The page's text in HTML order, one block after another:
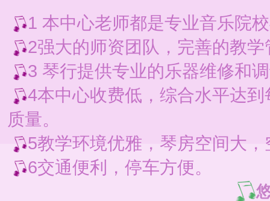
1 本中心老师都是专业音乐院
2强大的师资团队，完善的教
3 琴行提供专业的乐器维修和
4本中心收费低，综合水平达
质量。
5教学环境优雅，琴房空间大，
6交通便利，停车方便。